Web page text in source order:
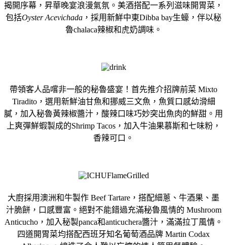
揭開序幕，昇華晚宴浪漫氣氛。美酒搭配一系列滋味開胃菜，
包括Oyster Acevichada ，採用新鮮中東Dibba bay生蠔，伴以秘
魯chalaca辣椒和虎奶調味。
帶領客人品嚐非一般的秘魯盛宴！首先推介招牌前菜 Mixto
Tiradito，選用新鮮油甘魚和挪威三文魚， 魚質口感幼滑細
膩，加入秘魯黃辣椒醬汁， 酸辣口味巧妙突出魚肉的鮮甜。用
上爽彈鮮蝦製成的Shrimp Tacos，加入牛油果慕斯和七味粉，
香辣可口。
大廚採用澳洲和牛製作 Beef Tartare，搭配細蔥、牛酒果、墨
汁脆餅，口感豐富。 絕對不能錯過充滿秘魯風情的 Mushroom
Anticucho，加入秘製panca和anticuchera醬汁，滿滿拉丁風情。
四道開胃菜均搭配西班牙知名葡萄酒品牌 Martin Codax